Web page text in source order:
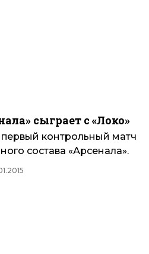
сыграет с «Локо»
первый контрольный матч
состава «Арсенала».